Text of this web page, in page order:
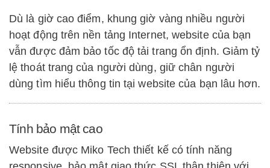
Dù là giờ cao điểm, khung giờ vàng nhiều người
hoạt động trên nền tảng Internet, website của bạn
vẫn được đảm bảo tốc độ tải trang ổn định. Giảm tỷ
lệ thoát trang của người dùng, giữ chân người
dùng tìm hiểu thông tin tại website của bạn lâu hơn.
Tính bảo mật cao
Website được Miko Tech thiết kế có tính năng